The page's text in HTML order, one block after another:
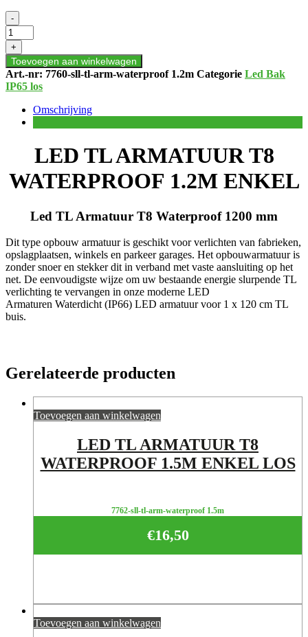
LED
TL
ARMATUUR
T8
WATERPROOF
1.2M
ENKEL
-
+
Toevoegen aan winkelwagen
Art.-nr: 7760-sll-tl-arm-waterproof 1.2m Categorie Led Bak
IP65 los
Omschrijving
LED TL ARMATUUR T8
WATERPROOF 1.2M ENKEL
Led TL Armatuur T8 Waterproof 1200 mm
Dit type opbouw armatuur is geschikt voor verlichten van fabrieken,
opslagplaatsen, winkels en parkeer garages. Het opbouwarmatuur is
zonder snoer en stekker dit in verband met vaste aansluiting op het
net. De eenvoudigste wijze om uw bestaande energie slurpende TL
verlichting te vervangen in onze moderne LED
Armaturen Waterdicht (IP66) LED armatuur voor 1 x 120 cm TL
buis.
Gerelateerde producten
Toevoegen aan winkelwagen
LED TL ARMATUUR T8
WATERPROOF 1.5M ENKEL LOS
7762-sll-tl-arm-waterproof 1.5m
€16,50
Toevoegen aan winkelwagen